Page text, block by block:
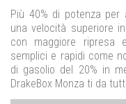
Più 40% di potenza per
una velocità superiore
con maggiore ripresa
semplici e rapidi come
di gasolio del 20% in
DrakeBox Monza ti da